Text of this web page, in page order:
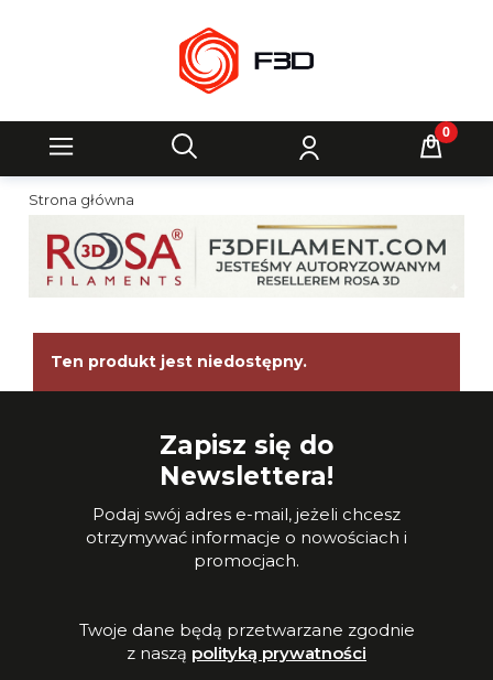
Strona główna
Ten produkt jest niedostępny.
Zapisz się do
Newslettera!
Podaj swój adres e-mail, jeżeli chcesz
otrzymywać informacje o nowościach i
promocjach.
Twoje dane będą przetwarzane zgodnie
z naszą polityką prywatności